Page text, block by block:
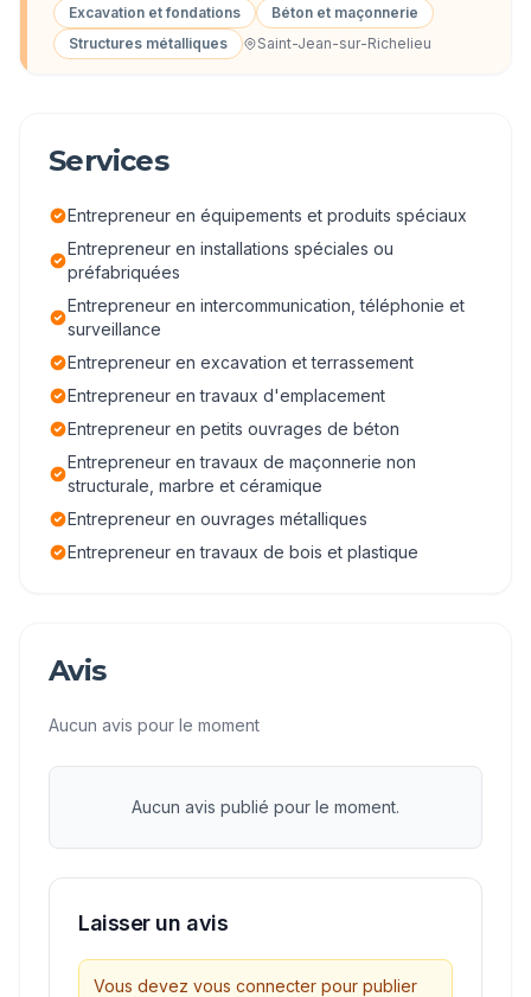
Excavation et fondations
Béton et maçonnerie
Structures métalliques
Saint-Jean-sur-Richelieu
Services
Entrepreneur en équipements et produits spéciaux
Entrepreneur en installations spéciales ou
préfabriquées
Entrepreneur en intercommunication, téléphonie et
surveillance
Entrepreneur en excavation et terrassement
Entrepreneur en travaux d'emplacement
Entrepreneur en petits ouvrages de béton
Entrepreneur en travaux de maçonnerie non
structurale, marbre et céramique
Entrepreneur en ouvrages métalliques
Entrepreneur en travaux de bois et plastique
Avis
Aucun avis pour le moment
Aucun avis publié pour le moment.
Laisser un avis
Vous devez vous connecter pour publier